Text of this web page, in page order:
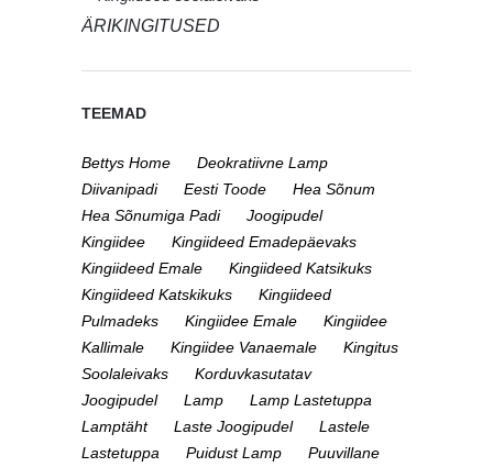
ÄRIKINGITUSED
TEEMAD
Bettys Home
Deokratiivne Lamp
Diivanipadi
Eesti Toode
Hea Sõnum
Hea Sõnumiga Padi
Joogipudel
Kingiidee
Kingiideed Emadepäevaks
Kingiideed Emale
Kingiideed Katsikuks
Kingiideed Katskikuks
Kingiideed
Pulmadeks
Kingiidee Emale
Kingiidee
Kallimale
Kingiidee Vanaemale
Kingitus
Soolaleivaks
Korduvkasutatav
Joogipudel
Lamp
Lamp Lastetuppa
Lamptäht
Laste Joogipudel
Lastele
Lastetuppa
Puidust Lamp
Puuvillane